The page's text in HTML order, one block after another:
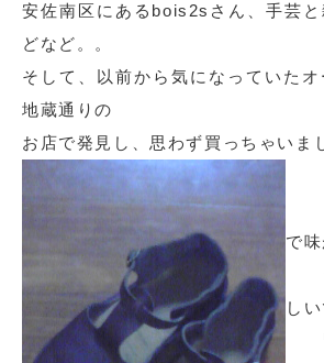
安佐南区にあるbois2sさん、手芸
どなど。。
そして、以前から気になっていた
地蔵通りの
お店で発見し、思わず買っちゃいま
し
で
シ
し
皆